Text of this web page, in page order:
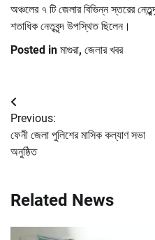
অঞ্চলের ৭ টি জেলার বিভিন্ন স্তরের
শতাধিক নেতৃবৃন্দ উপস্থিত ছিলেন।
Posted in মাগুরা, জেলার খবর
Post
navigation
Previous:
ফেনী জেলা পুলিশের মাসিক কল্যাণ সভা
অনুষ্ঠিত
Related News